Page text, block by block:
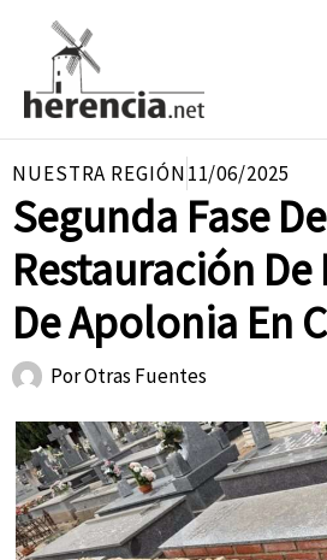
contenido
NUESTRA REGIÓN11/06/2025
Segunda Fase
Restauración De
De Apolonia En
PorOtras Fuentes